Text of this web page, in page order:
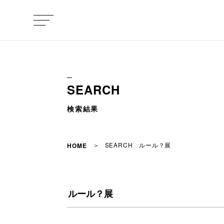
SEARCH
検索結果
HOME SEARCH ルール？展